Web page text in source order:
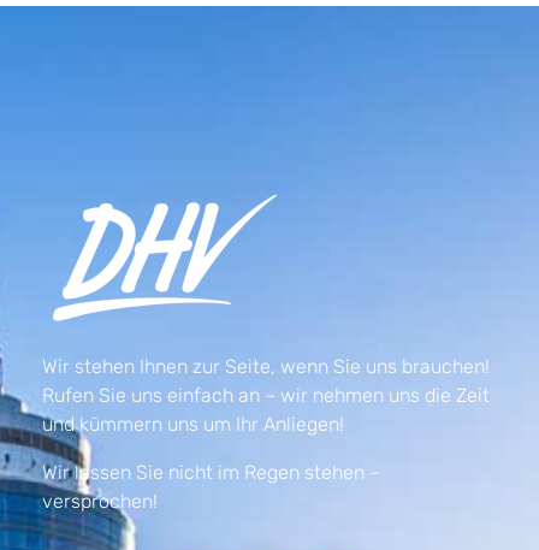
Wir stehen Ihnen zur Seite, wenn Sie uns brauchen!
Rufen Sie uns einfach an – wir nehmen uns die Zeit
und kümmern uns um Ihr Anliegen!
Wir lassen Sie nicht im Regen stehen –
versprochen!